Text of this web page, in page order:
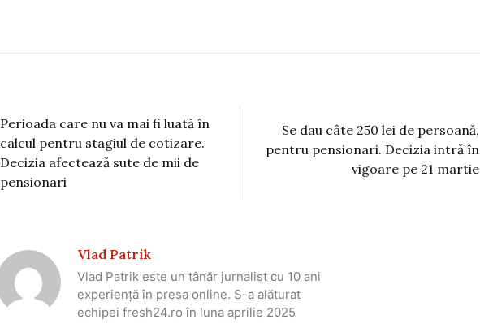
Perioada care nu va mai fi luată în
calcul pentru stagiul de cotizare.
Decizia afectează sute de mii de
pensionari
Se dau câte 250 lei de persoană,
pentru pensionari. Decizia intră în
vigoare pe 21 martie
Vlad Patrik
Vlad Patrik este un tânăr jurnalist cu 10 ani
experiență în presa online. S-a alăturat
echipei fresh24.ro în luna aprilie 2025